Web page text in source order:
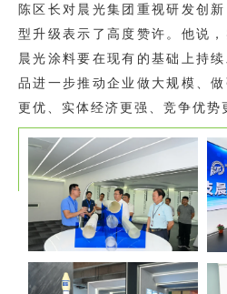
陈区长对晨光集团重视研发创
型升级表示了高度赞许。他说
晨光涂料要在现有的基础上持
品进一步推动企业做大规模、
更优、实体经济更强、竞争优势